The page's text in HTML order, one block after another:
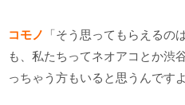
コモノ
「そう思ってもらえるの
も、私たちってネオアコとか渋
っちゃう方もいると思うんですよ